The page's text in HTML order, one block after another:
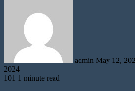
admin May 12,
2024
101 1 minute read